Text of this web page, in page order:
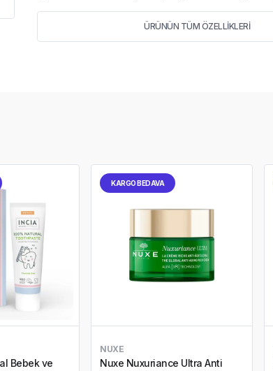
ÜRÜNÜN TÜM ÖZELLİKLERİ
Bebek ve
KARGO BEDAVA
NUXE
Nuxe Nuxuriance Ultra Anti